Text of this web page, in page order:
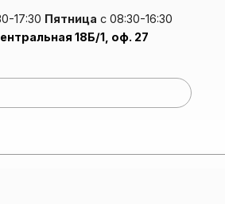
17:30 Пятница с 08:30-16:30
18Б/1, оф. 27